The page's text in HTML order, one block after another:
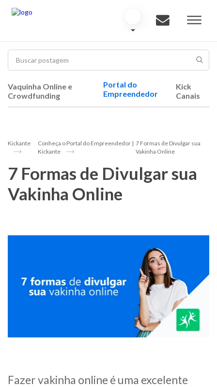
Vaquinha Online e
Crowdfunding
Portal do
Empreendedor
Kick
Canais
Kickante
Conheça o Portal do Empreendedor |
Kickante
7 Formas de Divulgar sua
Vakinha Online
7 Formas de Divulgar sua
Vakinha Online
Fazer vakinha online é uma excelente